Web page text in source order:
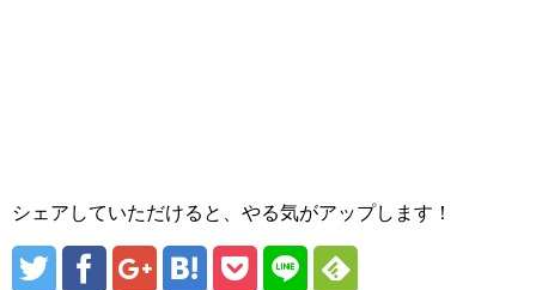
シェアしていただけると、やる気がアップします！